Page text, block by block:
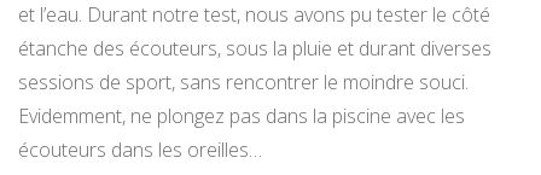
et l’eau. Durant notre test, nous avons pu tester le côté
étanche des écouteurs, sous la pluie et durant diverses
sessions de sport, sans rencontrer le moindre souci.
Evidemment, ne plongez pas dans la piscine avec les
écouteurs dans les oreilles…